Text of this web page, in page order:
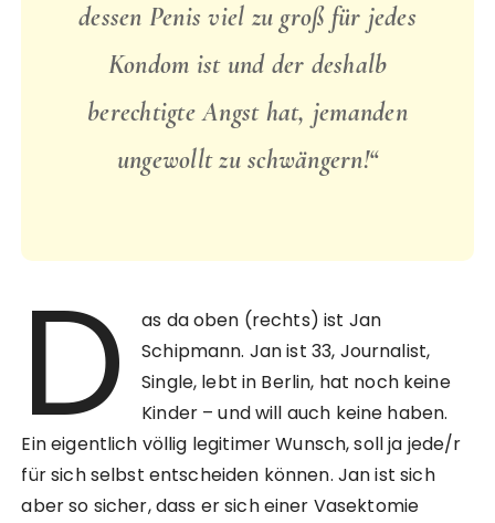
dessen Penis viel zu groß für jedes
Kondom ist und der deshalb
berechtigte Angst hat, jemanden
ungewollt zu schwängern!“
D
as da oben (rechts) ist Jan
Schipmann. Jan ist 33, Journalist,
Single, lebt in Berlin, hat noch keine
Kinder – und will auch keine haben.
Ein eigentlich völlig legitimer Wunsch, soll ja jede/r
für sich selbst entscheiden können. Jan ist sich
aber so sicher, dass er sich einer Vasektomie